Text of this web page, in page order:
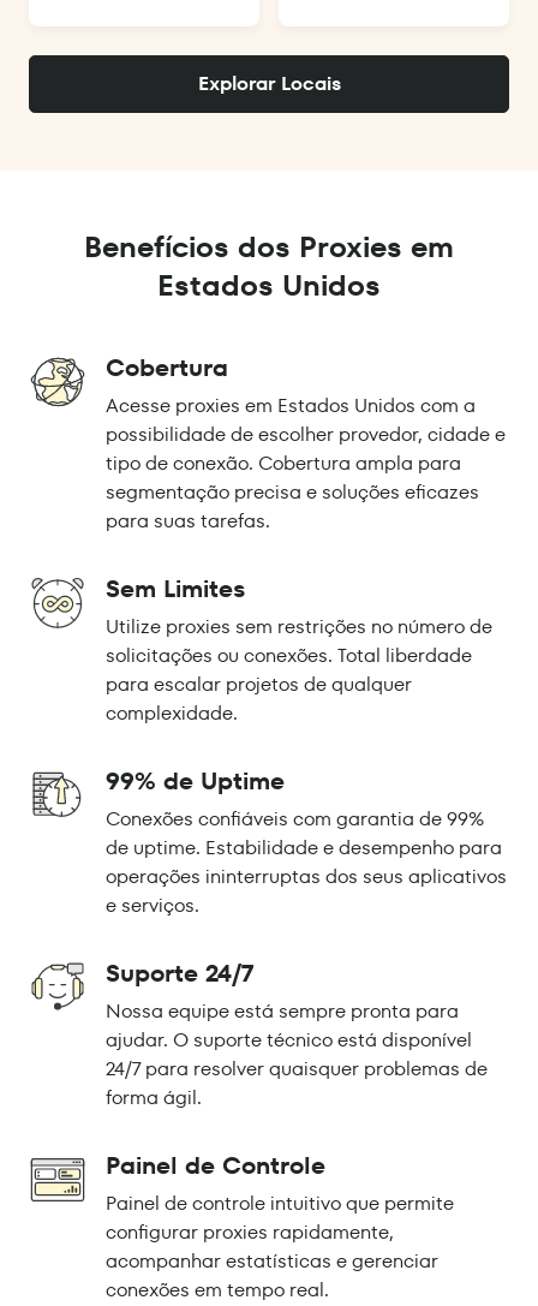
Explorar Locais
Benefícios dos Proxies em
Estados Unidos
Cobertura
Acesse proxies em Estados Unidos com a
possibilidade de escolher provedor, cidade e
tipo de conexão. Cobertura ampla para
segmentação precisa e soluções eficazes
para suas tarefas.
Sem Limites
Utilize proxies sem restrições no número de
solicitações ou conexões. Total liberdade
para escalar projetos de qualquer
complexidade.
99% de Uptime
Conexões confiáveis com garantia de 99%
de uptime. Estabilidade e desempenho para
operações ininterruptas dos seus aplicativos
e serviços.
Suporte 24/7
Nossa equipe está sempre pronta para
ajudar. O suporte técnico está disponível
24/7 para resolver quaisquer problemas de
forma ágil.
Painel de Controle
Painel de controle intuitivo que permite
configurar proxies rapidamente,
acompanhar estatísticas e gerenciar
conexões em tempo real.